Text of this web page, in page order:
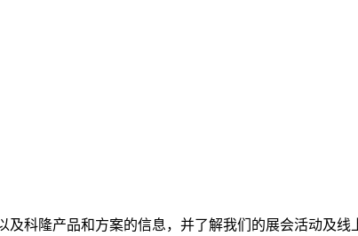
科隆产品和方案的信息，并了解我们的展会活动及线